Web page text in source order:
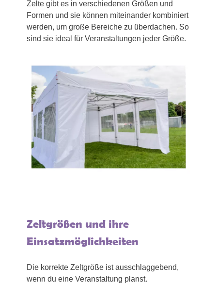
Zelte gibt es in verschiedenen Größen und
Formen und sie können miteinander kombiniert
werden, um große Bereiche zu überdachen. So
sind sie ideal für Veranstaltungen jeder Größe.
Zeltgrößen und ihre
Einsatzmöglichkeiten
Die korrekte Zeltgröße ist ausschlaggebend,
wenn du eine Veranstaltung planst.